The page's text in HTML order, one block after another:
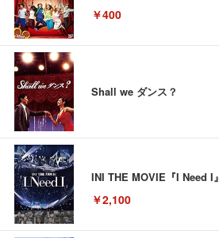
￥400
Shall we ダンス？
INI THE MOVIE『I Need I』
￥2,100